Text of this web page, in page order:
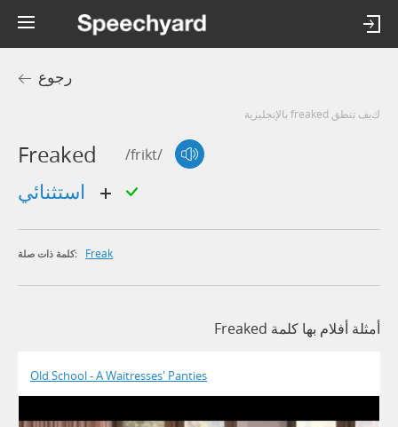
رجوع
كيف تنطق freaked بالإنجليزية
Freaked /frikt/
كلمة ذات صلة: Freak
أمثلة أفلام بها كلمة Freaked
Old School - A Waitresses' Panties